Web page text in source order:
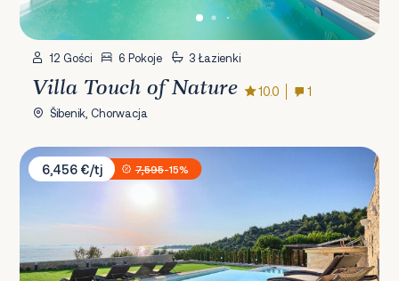
12 Gości 6 Pokoje 3 Łazienki
Villa Touch of Nature 10.0 1
Šibenik, Chorwacja
Villa Vita
6,456 €/tj
7,595-15%